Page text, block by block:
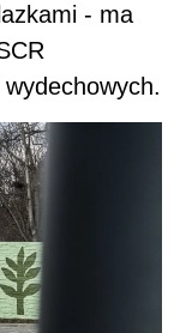
- ma